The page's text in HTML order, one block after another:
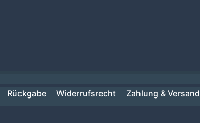
Rückgabe Widerrufsrecht Zahlung & Versand